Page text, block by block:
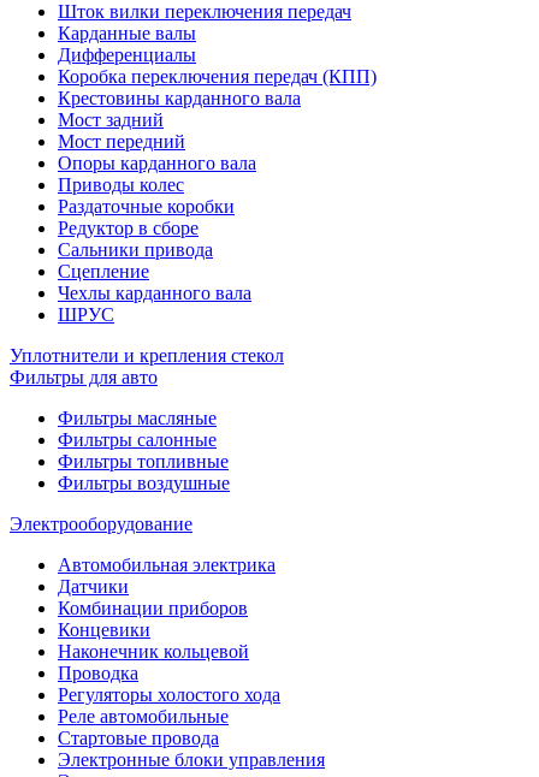
Шток вилки переключения передач
Карданные валы
Дифференциалы
Коробка переключения передач (КПП)
Крестовины карданного вала
Мост задний
Мост передний
Опоры карданного вала
Приводы колес
Раздаточные коробки
Редуктор в сборе
Сальники привода
Сцепление
Чехлы карданного вала
ШРУС
Уплотнители и крепления стекол
Фильтры для авто
Фильтры масляные
Фильтры салонные
Фильтры топливные
Фильтры воздушные
Электрооборудование
Автомобильная электрика
Датчики
Комбинации приборов
Концевики
Наконечник кольцевой
Проводка
Регуляторы холостого хода
Реле автомобильные
Стартовые провода
Электронные блоки управления